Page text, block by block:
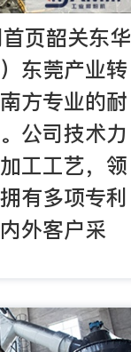
页韶关东华
东莞产业转
方专业的耐
公司技术力
工工艺，领
有多项专利
外客户采